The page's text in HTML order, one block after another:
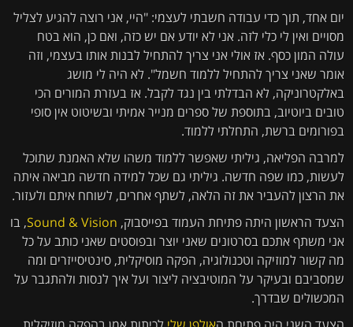
יום אחד, תוך כדי עבודה חשבתי לעצמי: "היי, אני רוצה להגיע לצליל
מסויים ואין לי כלי לזה. אני לא יודע אם יש כזה, ואם כן, הוא בטח
עולה המון כסף. אז אולי אני צריך להתחיל לבנות אותו בעצמי, וזה
אומר שאני צריך להתחיל ללמוד חשמל". לא היה לי מושג
באלקטרוניקה, לא הבדלתי בין נגד לקבל. אז בעזרת המורים הכי
טובים ביוטיוב, בתוספת של ספרים מנייר אמיתי ובשיטוט אין סופי
בפורומים ברשת, התחלתי ללמוד.
למרבה הפליאה, גיליתי שאפשר ללמוד משהו שלא האמנת שתוכל
לעשות, כמו שפה חדשה. גיליתי גם שכל למידה חדשה מביאה איתה
את הרצון להעביר את זה הלאה, לשתף אחרים, לשוחח איתם ולעזור.
הצעד הראשון היתה פתיחת העמוד בפייסבוק, Sound & Vision, בו
אני משתף אתכם בסרטונים שאני יוצר ובפוסטים שאני כותב על כל
מה קשור למוזיקה וטכנולוגיה, הפקה מוסיקלית, סינטיסייזרים ומה
שמסביבם ובעיקר על המוטיבציה ליצור ועל איך לנסות ולהתגבר על
המכשולים שבדרך.